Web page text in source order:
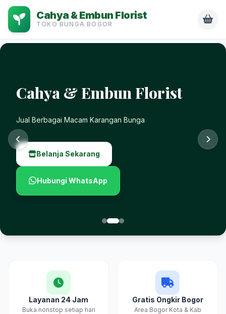
Cahya & Embun Florist
TOKO BUNGA BOGOR
Cahya & Embun Florist
Jual Berbagai Macam Karangan Bunga
Belanja Sekarang
Hubungi WhatsApp
Layanan 24 Jam
Buka nonstop setiap hari
Gratis Ongkir Bogor
Area Bogor Kota & Kab